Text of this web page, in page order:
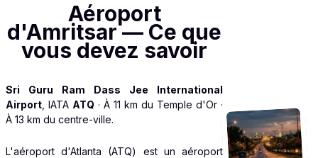
Aéroport
d'Amritsar — Ce que
vous devez savoir
Sri Guru Ram Dass Jee International
Airport , IATA ATQ · À 11 km du Temple d'Or ·
À 13 km du centre-ville.
L'aéroport d'Atlanta (ATQ) est un aéroport